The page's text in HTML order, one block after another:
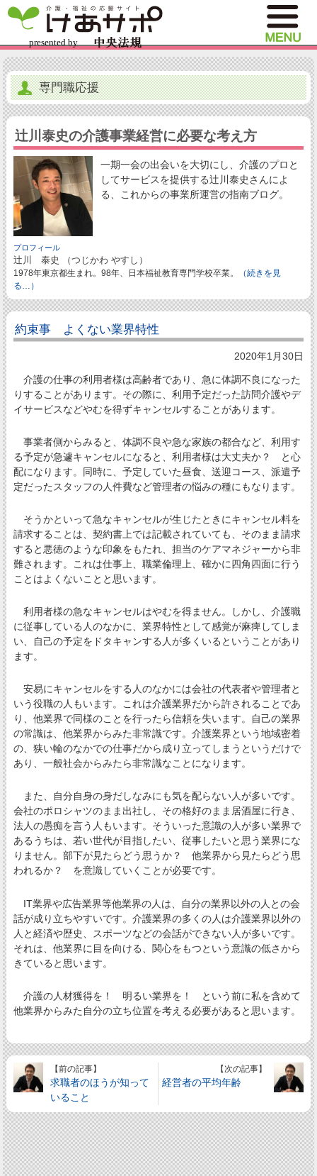
専門職応援
辻川泰史の介護事業経営に必要な考え方
一期一会の出会いを大切にし、介護のプロと
してサービスを提供する辻川泰史さんによ
る、これからの事業所運営の指南ブログ。
プロフィール
辻川 泰史 （つじかわ やすし）
1978年東京都生まれ。98年、日本福祉教育専門学校卒業。
（続きを見
る…）
約束事 よくない業界特性
2020年1月30日
介護の仕事の利用者様は高齢者であり、急に体調不良になった
りすることがあります。その際に、利用予定だった訪問介護やデ
イサービスなどやむを得ずキャンセルすることがあります。
事業者側からみると、体調不良や急な家族の都合など、利用す
る予定が急遽キャンセルになると、利用者様は大丈夫か？ と心
配になります。同時に、予定していた昼食、送迎コース、派遣予
定だったスタッフの人件費など管理者の悩みの種にもなります。
そうかといって急なキャンセルが生じたときにキャンセル料を
請求することは、契約書上では記載されていても、そのまま請求
すると悪徳のような印象をもたれ、担当のケアマネジャーから非
難されます。これは仕事上、職業倫理上、確かに四角四面に行う
ことはよくないことと思います。
利用者様の急なキャンセルはやむを得ません。しかし、介護職
に従事している人のなかに、業界特性として感覚が麻痺してしま
い、自己の予定をドタキャンする人が多くいるということがあり
ます。
安易にキャンセルをする人のなかには会社の代表者や管理者と
いう役職の人もいます。これは介護業界だから許されることであ
り、他業界で同様のことを行ったら信頼を失います。自己の業界
の常識は、他業界からみた非常識です。介護業界という地域密着
の、狭い輪のなかでの仕事だから成り立ってしまうというだけで
あり、一般社会からみたら非常識なことになります。
また、自分自身の身だしなみにも気を配らない人が多いです。
会社のポロシャツのまま出社し、その格好のまま居酒屋に行き、
法人の愚痴を言う人もいます。そういった意識の人が多い業界で
あるうちは、若い世代が目指したい、従事したいと思う業界にな
りません。部下が見たらどう思うか？ 他業界から見たらどう思
われるか？ を意識していくことが必要です。
IT業界や広告業界等他業界の人は、自分の業界以外の人との会
話が成り立ちやすいです。介護業界の多くの人は介護業界以外の
人と経済や歴史、スポーツなどの会話ができない人が多いです。
それは、他業界に目を向ける、関心をもつという意識の低さから
きていると思います。
介護の人材獲得を！ 明るい業界を！ という前に私を含めて
他業界からみた自分の立ち位置を考える必要があると思います。
【前の記事】
求職者のほうが知って
いること
【次の記事】
経営者の平均年齢